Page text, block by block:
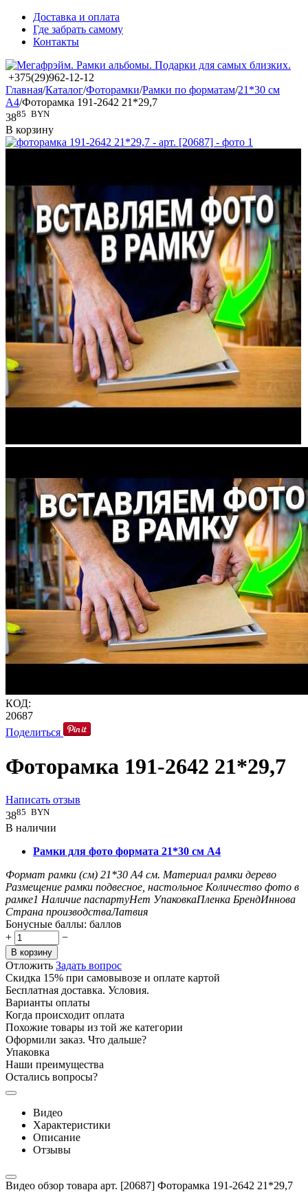
Доставка и оплата
Где забрать самому
Контакты
+375(29)962-12-12
Главная/Каталог/Фоторамки/Рамки по форматам/21*30 см
А4/Фоторамка 191-2642 21*29,7
3885 BYN
В корзину
КОД:
20687
Поделиться
Фоторамка 191-2642 21*29,7
Написать отзыв
3885 BYN
В наличии
Рамки для фото формата 21*30 см А4
Формат рамки (см) 21*30 А4 см. Материал рамки дерево
Размещение рамки подвесное, настольное Количество фото в
рамке1 Наличие паспартуНет УпаковкаПленка БрендИннова
Страна производстваЛатвия
Бонусные баллы: баллов
+
−
В корзину
Отложить Задать вопрос
Скидка 15% при самовывозе и оплате картой
Бесплатная доставка. Условия.
Варианты оплаты
Когда происходит оплата
Похожие товары из той же категории
Оформили заказ. Что дальше?
Упаковка
Наши преимущества
Остались вопросы?
Видео
Характеристики
Описание
Отзывы
Видео обзор товара арт. [20687] Фоторамка 191-2642 21*29,7